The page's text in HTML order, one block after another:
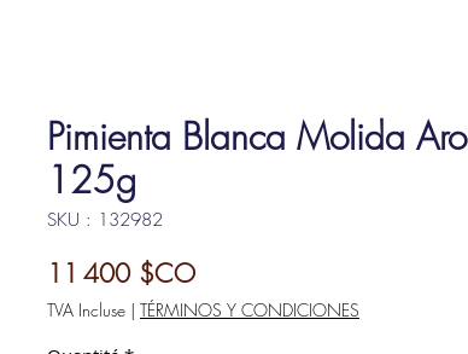
Pimienta Blanca Molida Aro
125g
SKU : 132982
11 400 $COPrix
TVA Incluse | TÉRMINOS Y CONDICIONES